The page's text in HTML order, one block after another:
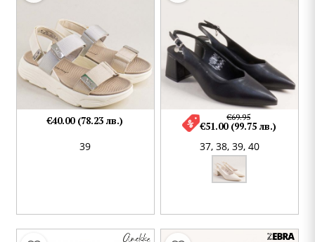
39
€40.00 (78.23 лв.)
37, 38, 39, 40
€69.95
€51.00 (99.75 лв.)